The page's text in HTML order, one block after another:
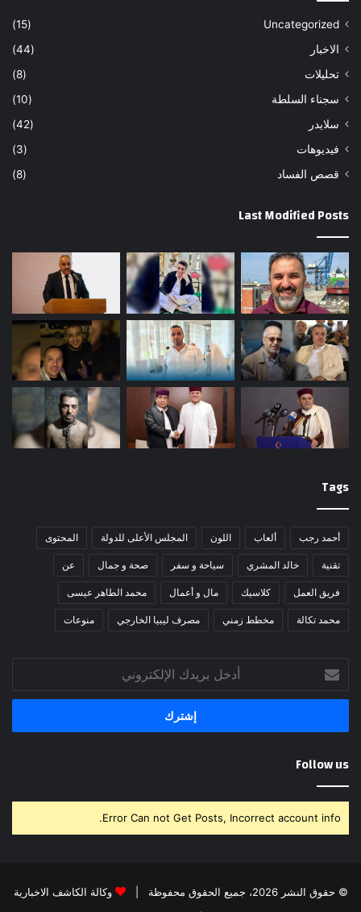
Uncategorized
(15)
الاخبار
(44)
تحليلات
(8)
سجناء السلطة
(10)
سلايدر
(42)
فيديوهات
(3)
قصص الفساد
(8)
Last Modified Posts
Tags
أحمد رجب ألعاب اللون المجلس الأعلى للدولة المحتوى
تقنية خالد المشري سياحة و سفر صحة و جمال عن
فريق العمل كلاسيك مال و أعمال محمد الطاهر عيسى
محمد تكالة مخطط زمني مصرف ليبيا الخارجي منوعات
بريدك
الإلكتروني
Follow us
Error Can not Get Posts, Incorrect account info.
© حقوق النشر 2026، جميع الحقوق محفوظة |
وكالة الكاشف الاخبارية